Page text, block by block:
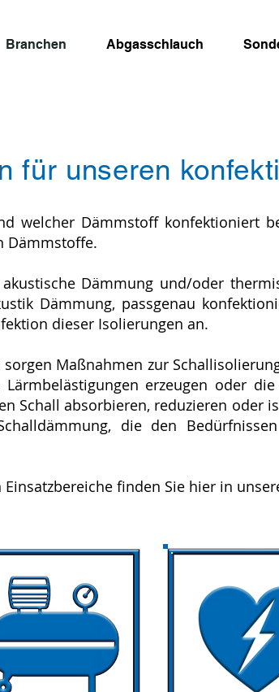
Branchen Abgasschlauch
für unseren
welcher Dämmstoff konfektioniert
Dämmstoffe.
Dämmung und/oder
Dämmung, passgenau
dieser Isolierungen an.
Maßnahmen zur
erzeugen oder
Schall absorbieren, reduzieren oder
die den
finden Sie hier in